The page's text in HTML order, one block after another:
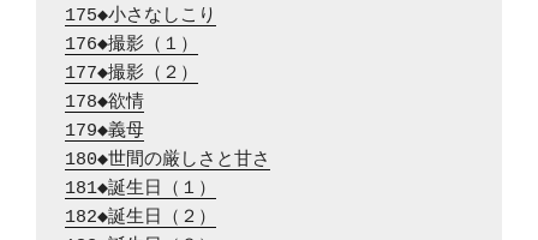
175◆小さなしこり
176◆撮影（１）
177◆撮影（２）
178◆欲情
179◆義母
180◆世間の厳しさと甘さ
181◆誕生日（１）
182◆誕生日（２）